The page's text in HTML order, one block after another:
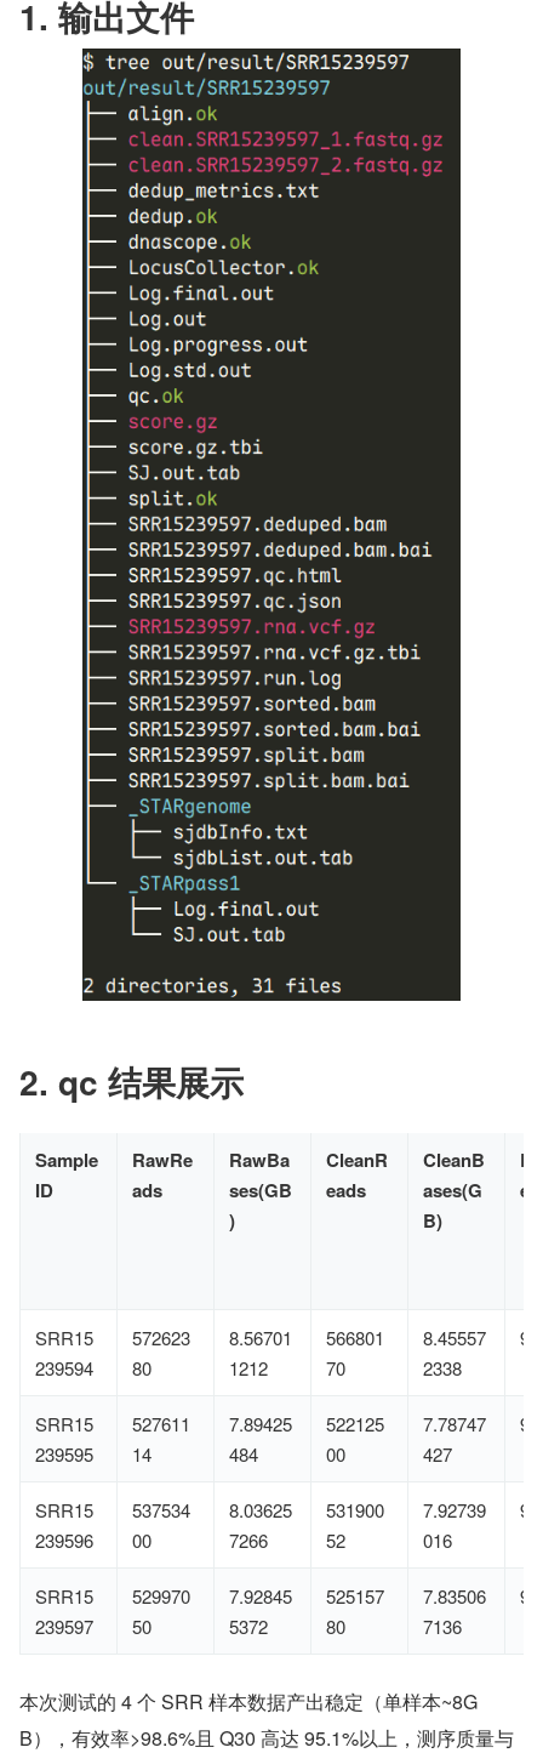
1. 输出文件
2. qc 结果展示
Sample
ID
RawRe
ads
RawBa
ses(GB
)
CleanR
eads
CleanB
ases(G
B)
SRR15
239594
572623
80
8.56701
1212
566801
70
8.45557
2338
SRR15
239595
527611
14
7.89425
484
522125
00
7.78747
427
SRR15
239596
537534
00
8.03625
7266
531900
52
7.92739
016
SRR15
239597
529970
50
7.92845
5372
525157
80
7.83506
7136
本次测试的 4 个 SRR 样本数据产出稳定（单样本~8G
B），有效率>98.6%且 Q30 高达 95.1%以上，测序质量与